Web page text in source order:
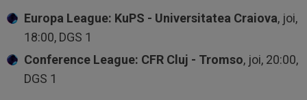
Europa League: KuPS - Universitatea Craiova, joi,
18:00, DGS 1
Conference League: CFR Cluj - Tromso, joi, 20:00,
DGS 1